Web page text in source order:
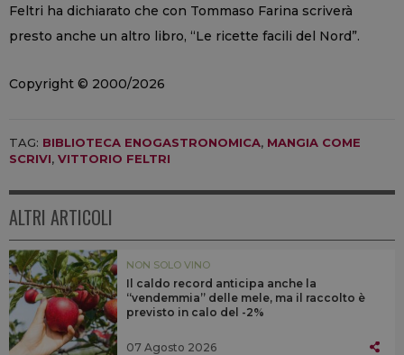
Feltri ha dichiarato che con Tommaso Farina scriverà
presto anche un altro libro, “Le ricette facili del Nord”.
Copyright © 2000/2026
TAG: BIBLIOTECA ENOGASTRONOMICA, MANGIA COME
SCRIVI, VITTORIO FELTRI
ALTRI ARTICOLI
NON SOLO VINO
Il caldo record anticipa anche la
“vendemmia” delle mele, ma il raccolto è
previsto in calo del -2%
07 Agosto 2026